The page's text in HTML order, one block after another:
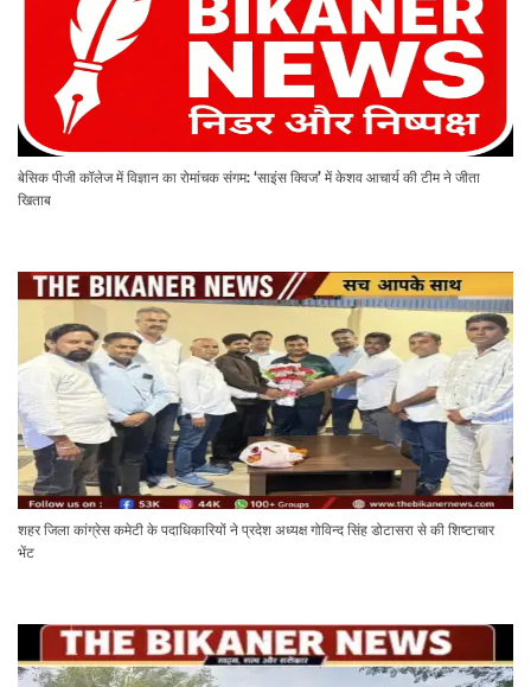
बेसिक पीजी कॉलेज में विज्ञान का रोमांचक संगम: ‘साइंस क्विज’ में केशव आचार्य की टीम ने जीता
खिताब
शहर जिला कांग्रेस कमेटी के पदाधिकारियों ने प्रदेश अध्यक्ष गोविन्द सिंह डोटासरा से की शिष्टाचार
भेंट